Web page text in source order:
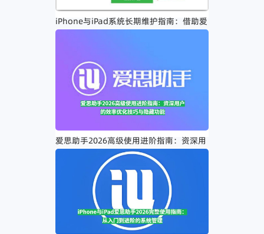
iPhone与iPad系统长期维护指南：借助爱
思助手实现稳定流畅运行解析
爱思助手2026高级使用进阶指南：资深用
户的效率优化技巧与隐藏功能